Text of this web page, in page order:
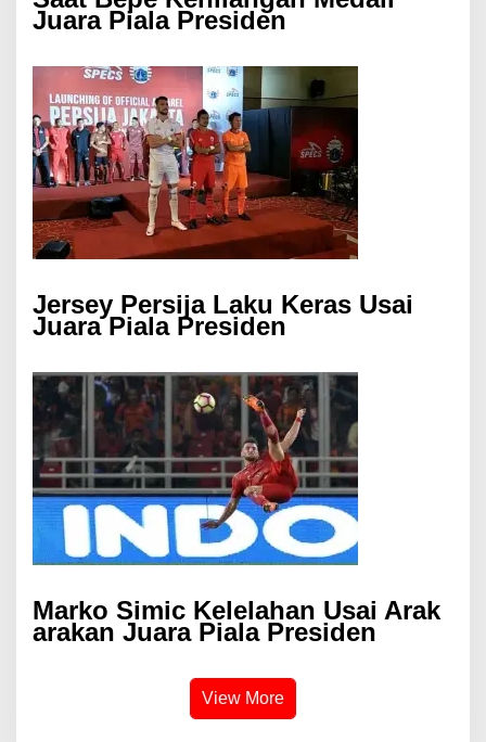
Juara Piala Presiden
Jersey Persija Laku Keras Usai
Juara Piala Presiden
Marko Simic Kelelahan Usai Arak
arakan Juara Piala Presiden
View More